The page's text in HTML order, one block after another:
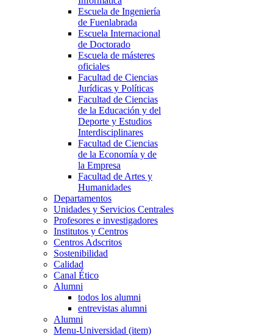
Escuela de Ingeniería
de Fuenlabrada
Escuela Internacional
de Doctorado
Escuela de másteres
oficiales
Facultad de Ciencias
Jurídicas y Políticas
Facultad de Ciencias
de la Educación y del
Deporte y Estudios
Interdisciplinares
Facultad de Ciencias
de la Economía y de
la Empresa
Facultad de Artes y
Humanidades
Departamentos
Unidades y Servicios Centrales
Profesores e investigadores
Institutos y Centros
Centros Adscritos
Sostenibilidad
Calidad
Canal Ético
Alumni
todos los alumni
entrevistas alumni
Alumni
Menu-Universidad (item)